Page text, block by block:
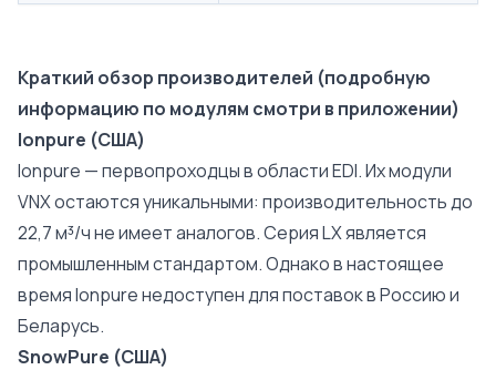
Краткий обзор производителей (подробную
информацию по модулям смотри в приложении)
Ionpure (США)
Ionpure — первопроходцы в области EDI. Их модули
VNX остаются уникальными: производительность до
22,7 м³/ч не имеет аналогов. Серия LX является
промышленным стандартом. Однако в настоящее
время Ionpure недоступен для поставок в Россию и
Беларусь.
SnowPure (США)